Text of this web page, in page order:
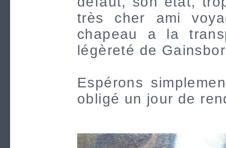
très cher ami
chapeau a la
légèreté de
Espérons
obligé un jour de